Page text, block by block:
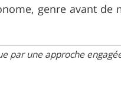
genre avant
par une approche